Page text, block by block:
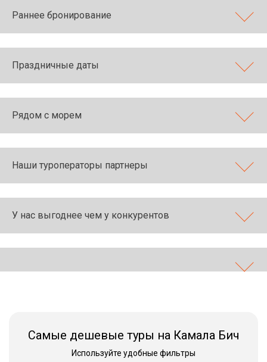
Раннее бронирование
Праздничные даты
Рядом с морем
Наши туроператоры партнеры
У нас выгоднее чем у конкурентов
Самые дешевые туры на Камала Бич
Используйте удобные фильтры